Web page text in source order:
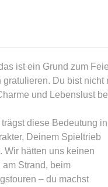
ist ein Grund zum
Du bist
und Lebenslust
diese Bedeutung in
Deinem Spieltrieb
Wir hätten uns keinen
Strand, beim
– du machst